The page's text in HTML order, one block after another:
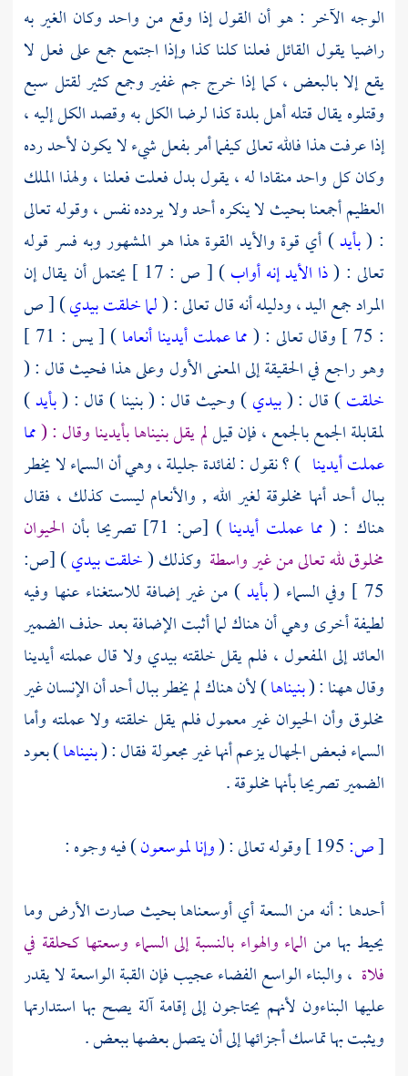
الوجه الآخر : هو أن القول إذا وقع من واحد وكان الغير به
راضيا يقول القائل فعلنا كلنا كذا وإذا اجتمع جمع على فعل لا
يقع إلا بالبعض ، كما إذا خرج جم غفير وجمع كثير لقتل سبع
وقتلوه يقال قتله أهل بلدة كذا لرضا الكل به وقصد الكل إليه ،
إذا عرفت هذا فالله تعالى كيفما أمر بفعل شيء لا يكون لأحد رده
وكان كل واحد منقادا له ، يقول بدل فعلت فعلنا ، ولهذا الملك
العظيم أجمعنا بحيث لا ينكره أحد ولا يردده نفس ، وقوله تعالى
: (بأيد) أي قوة والأيد القوة هذا هو المشهور وبه فسر قوله
تعالى : (ذا الأيد إنه أواب
) [ ص : 17 ] يحتمل أن يقال إن
المراد جمع اليد ، ودليله أنه قال تعالى : (لما خلقت بيدي) [ ص
: 75 ] وقال تعالى : (
مما عملت أيدينا أنعاما
) [ يس : 71 ]
وهو راجع في الحقيقة إلى المعنى الأول وعلى هذا فحيث قال : (
خلقت) قال : (بيدي) وحيث قال : ( بنينا ) قال : (بأيد)
لمقابلة الجمع بالجمع ، فإن قيللم يقل بنيناها بأيدينا وقال : (مما
عملت أيدينا ) ؟ نقول : لفائدة جليلة ، وهي أن السماء لا يخطر
ببال أحد أنها مخلوقة لغير الله , والأنعام ليست كذلك ، فقال
هناك : ( مما عملت أيدينا) [ص: 71] تصريحا بأن
الحيوان
مخلوق لله تعالى من غير واسطة وكذلك (خلقت بيدي) [ص:
75 ] وفي السماء (
بأيد) من غير إضافة للاستغناء عنها وفيه
لطيفة أخرى وهي أن هناك لما أثبت الإضافة بعد حذف الضمير
العائد إلى المفعول ، فلم يقل خلقته بيدي ولا قال عملته أيدينا
وقال ههنا : (بنيناها) لأن هناك لم يخطر ببال أحد أن الإنسان غير
مخلوق وأن الحيوان غير معمول فلم يقل خلقته ولا عملته وأما
السماء فبعض الجهال يزعم أنها غير مجعولة فقال : (بنيناها) بعود
الضمير تصريحا بأنها مخلوقة .
[ص: وقوله تعالى : (وإنا لموسعون) فيه وجوه :
أحدها : أنه من السعة أي أوسعناها بحيث صارت الأرض وما
يحيط بها من الماء والهواء بالنسبة إلى السماء وسعتها كحلقة في
فلاة ، والبناء الواسع الفضاء عجيب فإن القبة الواسعة لا يقدر
عليها البناءون لأنهم يحتاجون إلى إقامة آلة يصح بها استدارتها
ويثبت بها تماسك أجزائها إلى أن يتصل بعضها ببعض .